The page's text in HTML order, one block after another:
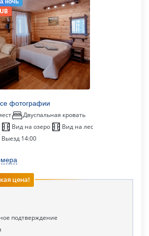
ночь
фотографии
Двуспальная кровать
Вид на озеро
Вид на лес
Выезд 14:00
цена!
подтверждение